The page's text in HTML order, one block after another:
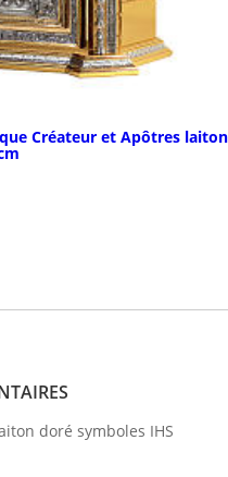
Créateur et Apôtres laiton
doré symboles IHS